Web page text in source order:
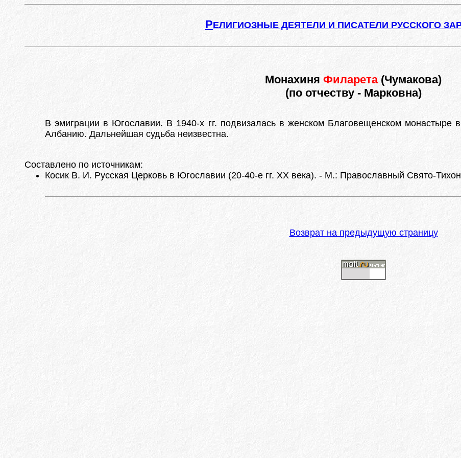
РЕЛИГИОЗНЫЕ ДЕЯТЕЛИ И ПИСАТЕЛИ РУССКОГО
Монахиня Филарета (Чумакова)
(по отчеству - Марковна)
В эмиграции в Югославии. В 1940-х гг. подвизалась в женском Благовещенском
Албанию. Дальнейшая судьба неизвестна.
Составлено по источникам:
Косик В. И. Русская Церковь в Югославии (20-40-е гг. XX века). - М.: Православный Свято-
Возврат на предыдущую страницу